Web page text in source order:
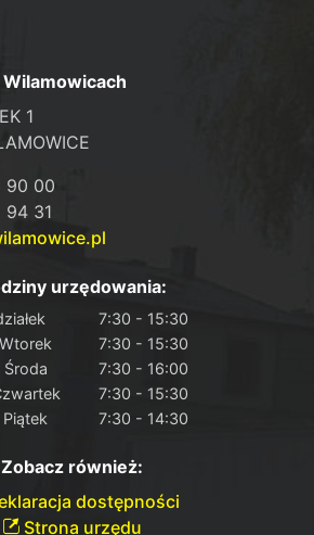
1
90 00
94 31
urzędowania:
7:30 - 15:30
Wtorek
7:30 - 15:30
Środa
7:30 - 16:00
7:30 - 15:30
Piątek
7:30 - 14:30
Zobacz również:
dostępności
Strona urzędu